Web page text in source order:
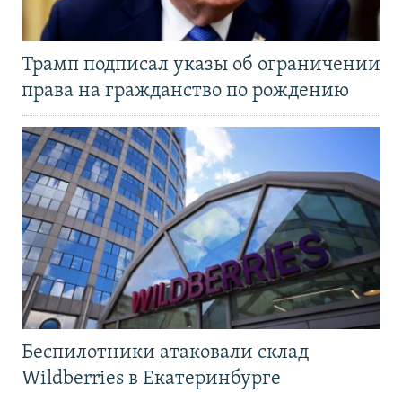
Трамп подписал указы об ограничении
права на гражданство по рождению
Беспилотники атаковали склад
Wildberries в Екатеринбурге